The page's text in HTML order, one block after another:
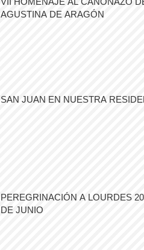
AGUSTINA DE ARAGÓN
SAN JUAN EN NUESTRA
PEREGRINACIÓN A LOURDES
DE JUNIO